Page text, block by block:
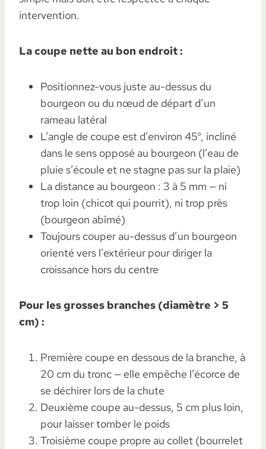
intervention.
La coupe nette au bon endroit :
Positionnez-vous juste au-dessus du
bourgeon ou du nœud de départ d’un
rameau latéral
L’angle de coupe est d’environ 45°, incliné
dans le sens opposé au bourgeon (l’eau de
pluie s’écoule et ne stagne pas sur la plaie)
La distance au bourgeon : 3 à 5 mm — ni
trop loin (chicot qui pourrit), ni trop près
(bourgeon abîmé)
Toujours couper au-dessus d’un bourgeon
orienté vers l’extérieur pour diriger la
croissance hors du centre
Pour les grosses branches (diamètre > 5
cm) :
Première coupe en dessous de la branche, à
20 cm du tronc — elle empêche l’écorce de
se déchirer lors de la chute
Deuxième coupe au-dessus, 5 cm plus loin,
pour laisser tomber le poids
Troisième coupe propre au collet (bourrelet